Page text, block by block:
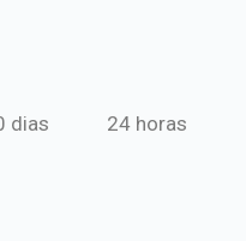
dias 24 horas